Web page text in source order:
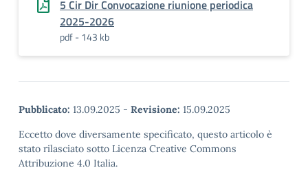
5 Cir Dir Convocazione riunione periodica
2025-2026
pdf - 143 kb
Pubblicato: 13.09.2025 - Revisione: 15.09.2025
Eccetto dove diversamente specificato, questo articolo è
stato rilasciato sotto Licenza Creative Commons
Attribuzione 4.0 Italia.